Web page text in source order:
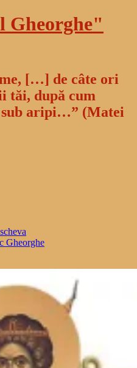
Gheorghe"
[…] de câte ori
tăi, după cum
sub aripi…” (Matei
Gheorghe